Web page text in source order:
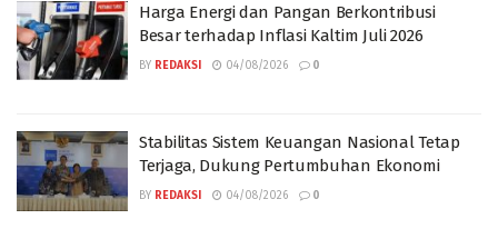
Harga Energi dan Pangan Berkontribusi
Besar terhadap Inflasi Kaltim Juli 2026
BY REDAKSI 04/08/2026 0
Stabilitas Sistem Keuangan Nasional Tetap
Terjaga, Dukung Pertumbuhan Ekonomi
BY REDAKSI 04/08/2026 0